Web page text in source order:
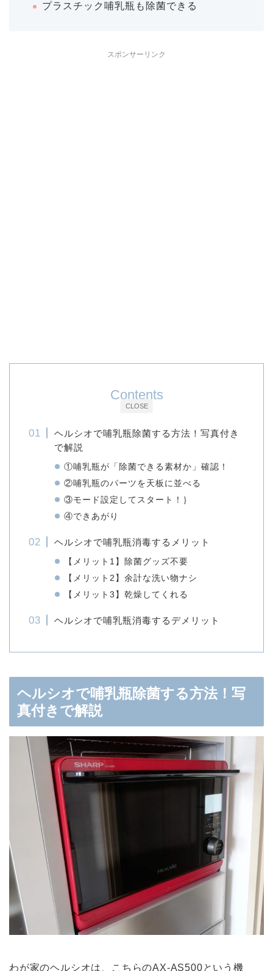
プラスチック哺乳瓶も除菌できる
スポンサーリンク
CLOSE
Contents
ヘルシオで哺乳瓶除菌する方法！写真付き
で解説
①哺乳瓶が「除菌できる素材か」確認！
②哺乳瓶のパーツを天板に並べる
③モード設定してスタート！｝
④できあがり
ヘルシオで哺乳瓶消毒するメリット
【メリット1】除菌グッズ不要
【メリット2】余計な洗い物ナシ
【メリット3】乾燥してくれる
ヘルシオで哺乳瓶消毒するデメリット
ヘルシオで哺乳瓶除菌する方法！写
真付きで解説
わが家のヘルシオは、こちらのAX-AS500という機